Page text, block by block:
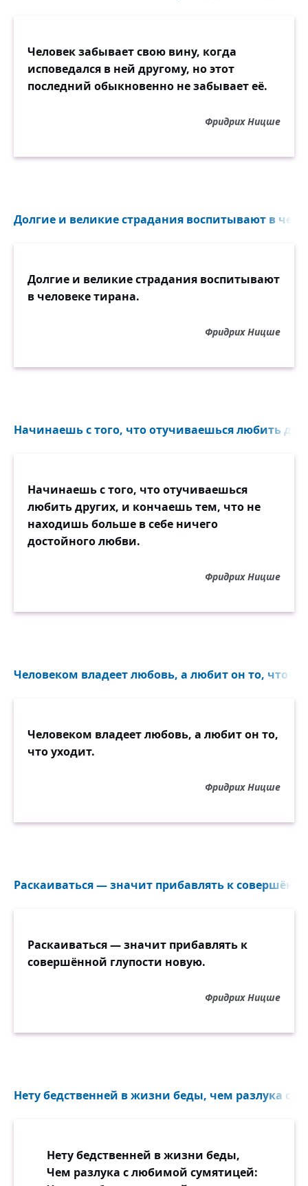
Человек забывает свою вину, когда
исповедался в ней другому, но этот
последний обыкновенно не забывает её.
Фридрих Ницше
Долгие и великие страдания воспитывают в
Долгие и великие страдания воспитывают
в человеке тирана.
Фридрих Ницше
Начинаешь с того, что отучиваешься любить
Начинаешь с того, что отучиваешься
любить других, и кончаешь тем, что не
находишь больше в себе ничего
достойного любви.
Фридрих Ницше
Человеком владеет любовь, а любит он то, что
Человеком владеет любовь, а любит он то,
что уходит.
Фридрих Ницше
Раскаиваться — значит прибавлять к
Раскаиваться — значит прибавлять к
совершённой глупости новую.
Фридрих Ницше
Нету бедственней в жизни беды, чем разлука с
Нету бедственней в жизни беды,
Чем разлука с любимой сумятицей: